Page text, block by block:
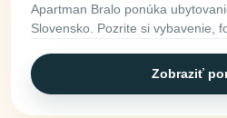
Apartman Bralo ponúka
Slovensko. Pozrite si vybavenie,
Zobraziť